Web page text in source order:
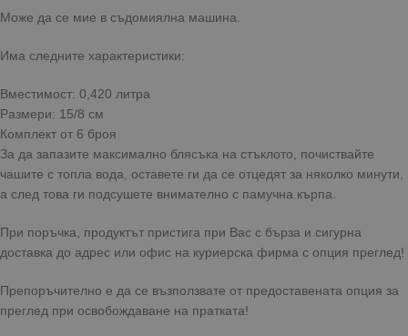
Може да се мие в съдомиялна машина.
Има следните характеристики:
Вместимост: 0,420 литра
Размери: 15/8 см
Комплект от 6 броя
За да запазите максимално блясъка на стъклото, почиствайте
чашите с топла вода, оставете ги да се отцедят за няколко минути,
а след това ги подсушете внимателно с памучна кърпа.
При поръчка, продуктът пристига при Вас с бърза и сигурна
доставка до адрес или офис на куриерска фирма с опция преглед!
Препоръчително е да се възползвате от предоставената опция за
преглед при освобождаване на пратката!